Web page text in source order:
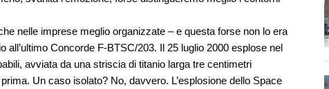
nelle imprese meglio organizzate – e questa forse non lo era
Concorde F-BTSC/203. Il 25 luglio 2000 esplose nel
avviata da una striscia di titanio larga tre centimetri
Un caso isolato? No, davvero. L’esplosione dello Space